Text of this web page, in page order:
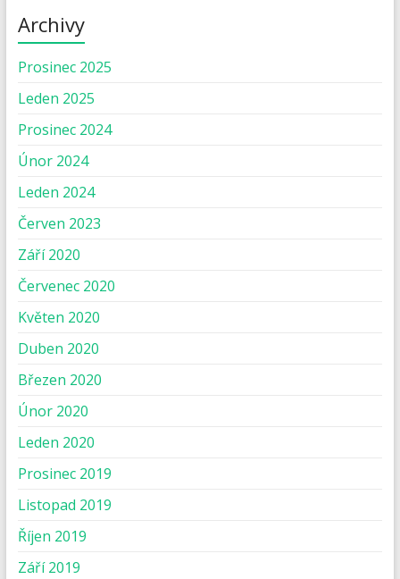
Archivy
Prosinec 2025
Leden 2025
Prosinec 2024
Únor 2024
Leden 2024
Červen 2023
Září 2020
Červenec 2020
Květen 2020
Duben 2020
Březen 2020
Únor 2020
Leden 2020
Prosinec 2019
Listopad 2019
Říjen 2019
Září 2019